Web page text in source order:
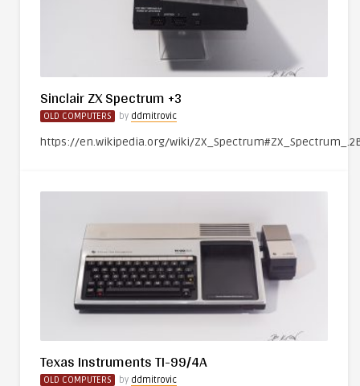
Sinclair ZX Spectrum +3
OLD COMPUTERS by ddmitrovic
https://en.wikipedia.org/wiki/
Texas Instruments TI-99/4A
OLD COMPUTERS by ddmitrovic